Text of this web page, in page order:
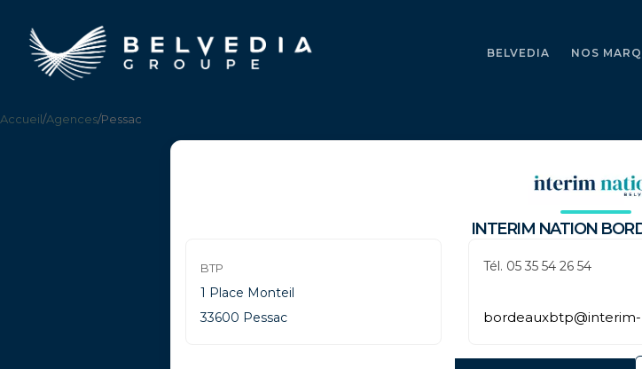
BELVEDIA NOS
Accueil/Agences/Pessac
INTERIM NATION
BTP
1 Place Monteil
33600 Pessac
Tél. 05 35 54 26 54